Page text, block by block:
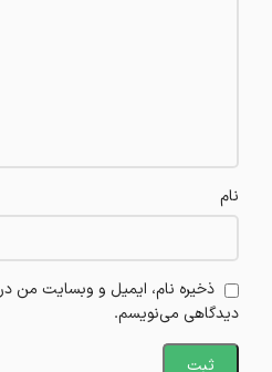
نام
ذخیره نام، ایمیل و وبسایت من در
دیدگاهی می‌نویسم.